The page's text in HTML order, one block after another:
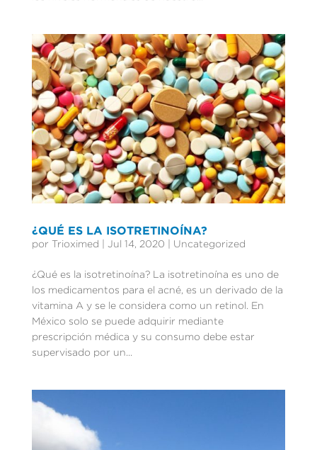
¿QUÉ ES LA ISOTRETINOÍNA?
por Trioximed Jul 14, 2020 Uncategorized
¿Qué es la isotretinoína? La isotretinoína es uno de
los medicamentos para el acné, es un derivado de la
vitamina A y se le considera como un retinol. En
México solo se puede adquirir mediante
prescripción médica y su consumo debe estar
supervisado por un...